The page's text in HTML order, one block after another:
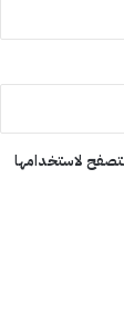
لاستخدامها